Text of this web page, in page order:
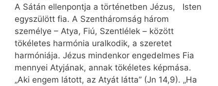
A Sátán ellenpontja a történetben Jézus, Isten
egyszülött fia. A Szentháromság három
személye – Atya, Fiú, Szentlélek – között
tökéletes harmónia uralkodik, a szeretet
harmóniája. Jézus mindenkor engedelmes Fia
mennyei Atyjának, annak tökéletes képmása.
„Aki engem látott, az Atyát látta” (Jn 14,9). „Ha